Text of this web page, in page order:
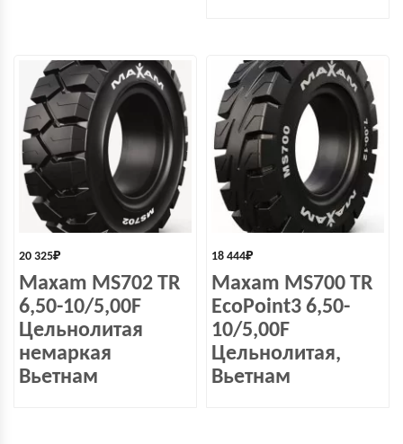
20 325₽
Maxam MS702 TR
6,50-10/5,00F
Цельнолитая
немаркая
Вьетнам
18 444₽
Maxam MS700 TR
EcoPoint3 6,50-
10/5,00F
Цельнолитая,
Вьетнам